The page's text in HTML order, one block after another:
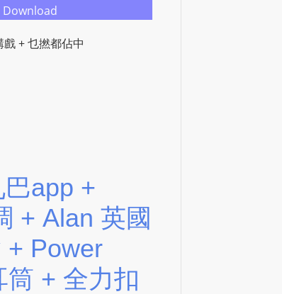
O
R
A
D
I
O
P
L
Download
+ 乜撚都佔中
app +
+ Alan 英國
+ Power
+ 全力扣